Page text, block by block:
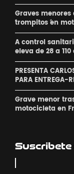
Graves
´trompitos ´en
A control
eleva de 28 a
PRESENTA
PARA ENTREGA-
Grave menor
motocicleta en